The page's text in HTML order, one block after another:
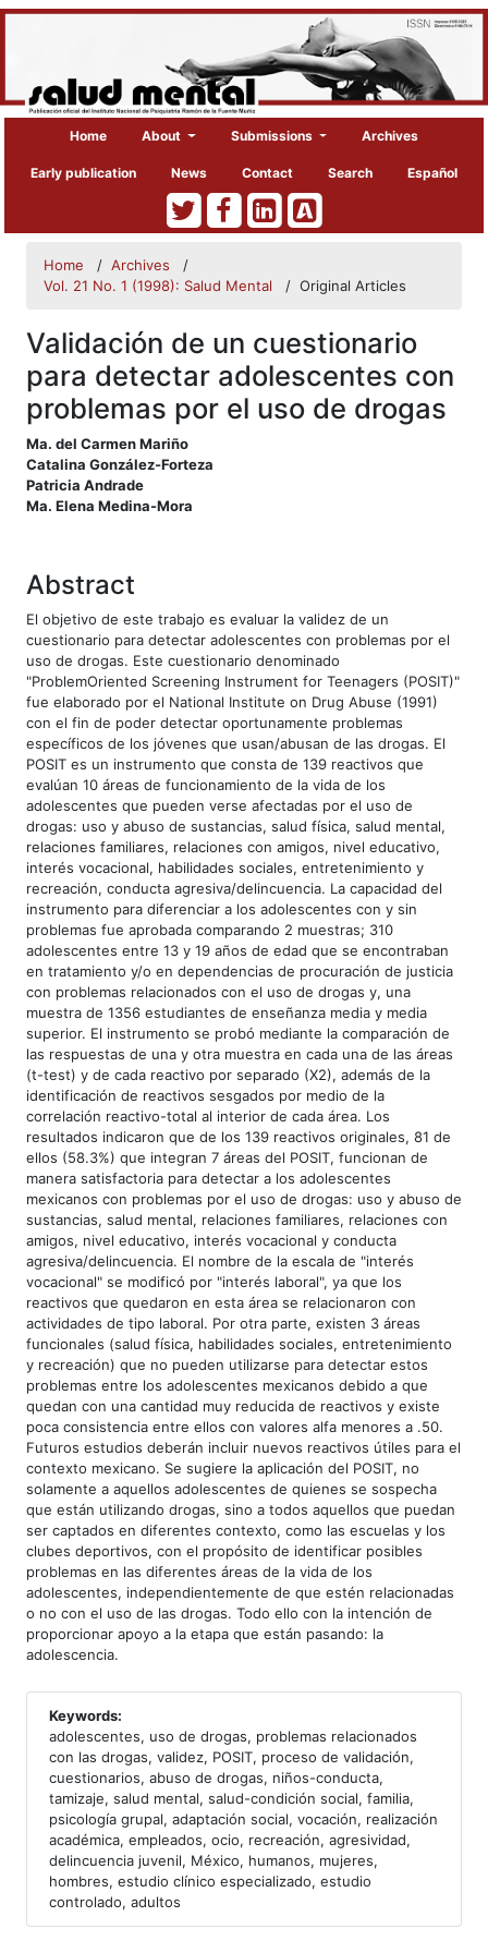
Home About Submissions Archives
Early publication News Contact Search Español
Home / Archives
/
Vol. 21 No. 1 (1998): Salud Mental
/ Original Articles
Validación de un cuestionario
para detectar adolescentes con
problemas por el uso de drogas
Ma. del Carmen Mariño
Catalina González-Forteza
Patricia Andrade
Ma. Elena Medina-Mora
Abstract
El objetivo de este trabajo es evaluar la validez de un
cuestionario para detectar adolescentes con problemas por el
uso de drogas. Este cuestionario denominado
"ProblemOriented Screening Instrument for Teenagers (POSIT)"
fue elaborado por el National Institute on Drug Abuse (1991)
con el fin de poder detectar oportunamente problemas
específicos de los jóvenes que usan/abusan de las drogas. El
POSIT es un instrumento que consta de 139 reactivos que
evalúan 10 áreas de funcionamiento de la vida de los
adolescentes que pueden verse afectadas por el uso de
drogas: uso y abuso de sustancias, salud física, salud mental,
relaciones familiares, relaciones con amigos, nivel educativo,
interés vocacional, habilidades sociales, entretenimiento y
recreación, conducta agresiva/delincuencia. La capacidad del
instrumento para diferenciar a los adolescentes con y sin
problemas fue aprobada comparando 2 muestras; 310
adolescentes entre 13 y 19 años de edad que se encontraban
en tratamiento y/o en dependencias de procuración de justicia
con problemas relacionados con el uso de drogas y, una
muestra de 1356 estudiantes de enseñanza media y media
superior. El instrumento se probó mediante la comparación de
las respuestas de una y otra muestra en cada una de las áreas
(t-test) y de cada reactivo por separado (X2), además de la
identificación de reactivos sesgados por medio de la
correlación reactivo-total al interior de cada área. Los
resultados indicaron que de los 139 reactivos originales, 81 de
ellos (58.3%) que integran 7 áreas del POSIT, funcionan de
manera satisfactoria para detectar a los adolescentes
mexicanos con problemas por el uso de drogas: uso y abuso de
sustancias, salud mental, relaciones familiares, relaciones con
amigos, nivel educativo, interés vocacional y conducta
agresiva/delincuencia. El nombre de la escala de "interés
vocacional" se modificó por "interés laboral", ya que los
reactivos que quedaron en esta área se relacionaron con
actividades de tipo laboral. Por otra parte, existen 3 áreas
funcionales (salud física, habilidades sociales, entretenimiento
y recreación) que no pueden utilizarse para detectar estos
problemas entre los adolescentes mexicanos debido a que
quedan con una cantidad muy reducida de reactivos y existe
poca consistencia entre ellos con valores alfa menores a .50.
Futuros estudios deberán incluir nuevos reactivos útiles para el
contexto mexicano. Se sugiere la aplicación del POSIT, no
solamente a aquellos adolescentes de quienes se sospecha
que están utilizando drogas, sino a todos aquellos que puedan
ser captados en diferentes contexto, como las escuelas y los
clubes deportivos, con el propósito de identificar posibles
problemas en las diferentes áreas de la vida de los
adolescentes, independientemente de que estén relacionadas
o no con el uso de las drogas. Todo ello con la intención de
proporcionar apoyo a la etapa que están pasando: la
adolescencia.
Keywords:
adolescentes, uso de drogas, problemas relacionados
con las drogas, validez, POSIT, proceso de validación,
cuestionarios, abuso de drogas, niños-conducta,
tamizaje, salud mental, salud-condición social, familia,
psicología grupal, adaptación social, vocación, realización
académica, empleados, ocio, recreación, agresividad,
delincuencia juvenil, México, humanos, mujeres,
hombres, estudio clínico especializado, estudio
controlado, adultos